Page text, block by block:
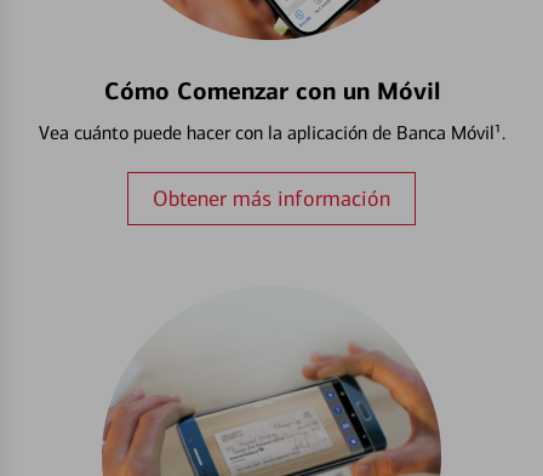
Cómo Comenzar con un Móvil
Vea cuánto puede hacer con la aplicación de Banca Móvil¹.
Obtener más información